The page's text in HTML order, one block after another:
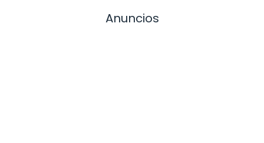
Anuncios